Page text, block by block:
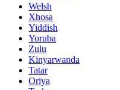
Welsh
Xhosa
Yiddish
Yoruba
Zulu
Kinyarwanda
Tatar
Oriya